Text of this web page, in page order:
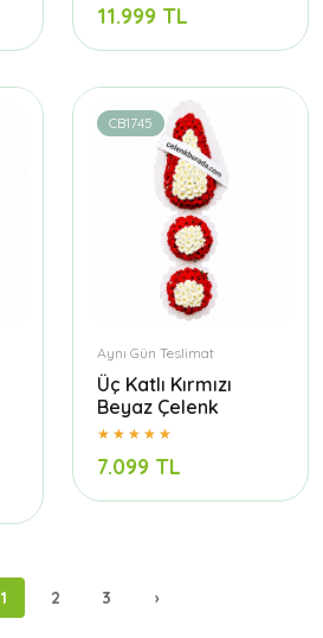
11.999 TL
CB1745
Aynı Gün Teslimat
Üç Katlı Kırmızı
Beyaz Çelenk
7.099 TL
1 2 3 ›